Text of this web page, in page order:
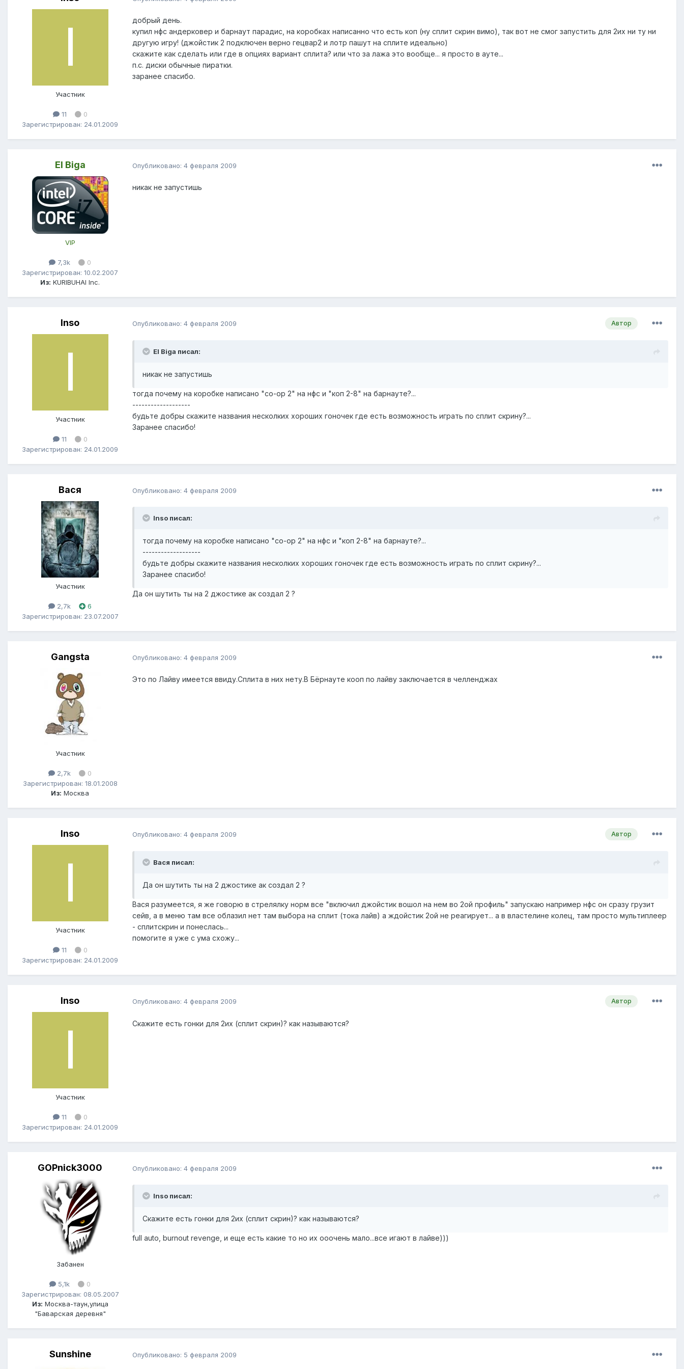
Участник
11
0
Зарегистрирован: 24.01.2009
добрый день.
купил нфс андерковер и барнаут парадис, на коробках написанно что есть коп (ну сплит скрин вимо), так вот не смог запустить для 2их ни ту ни
другую игру! (джойстик 2 подключен верно гецвар2 и лотр пашут на сплите идеально)
скажите как сделать или где в опциях вариант сплита? или что за лажа это вообще... я просто в ауте...
п.с. диски обычные пиратки.
заранее спасибо.
El Biga
VIP
7,3k
0
Зарегистрирован: 10.02.2007
Из: KURIBUHAI Inc.
Опубликовано: 4 февраля 2009
никак не запустишь
Inso
Участник
11
0
Зарегистрирован: 24.01.2009
Автор
Опубликовано: 4 февраля 2009
El Biga писал:
никак не запустишь
тогда почему на коробке написано "co-op 2" на нфс и "коп 2-8" на барнауте?...
-------------------
будьте добры скажите названия несколких хороших гоночек где есть возможность играть по сплит скрину?...
Заранее спасибо!
Вася
Участник
2,7k
6
Зарегистрирован: 23.07.2007
Опубликовано: 4 февраля 2009
Inso писал:
тогда почему на коробке написано "co-op 2" на нфс и "коп 2-8" на барнауте?...
-------------------
будьте добры скажите названия несколких хороших гоночек где есть возможность играть по сплит скрину?...
Заранее спасибо!
Да он шутить ты на 2 джостике ак создал 2 ?
Gangsta
Участник
2,7k
0
Зарегистрирован: 18.01.2008
Из: Москва
Опубликовано: 4 февраля 2009
Это по Лайву имеется ввиду.Сплита в них нету.В Бёрнауте кооп по лайву заключается в челленджах
Inso
Участник
11
0
Зарегистрирован: 24.01.2009
Автор
Опубликовано: 4 февраля 2009
Вася писал:
Да он шутить ты на 2 джостике ак создал 2 ?
Вася разумеется, я же говорю в стрелялку норм все "включил джойстик вошол на нем во 2ой профиль" запускаю например нфс он сразу грузит
сейв, а в меню там все облазил нет там выбора на сплит (тока лайв) а ждойстик 2ой не реагирует... а в властелине колец, там просто мультиплеер
- сплитскрин и понеслась...
помогите я уже с ума схожу...
Inso
Участник
11
0
Зарегистрирован: 24.01.2009
Автор
Опубликовано: 4 февраля 2009
Скажите есть гонки для 2их (сплит скрин)? как называются?
GOPnick3000
Забанен
5,1k
0
Зарегистрирован: 08.05.2007
Из: Москва-таун,улица
"Баварская деревня"
Опубликовано: 4 февраля 2009
Inso писал:
Скажите есть гонки для 2их (сплит скрин)? как называются?
full auto, burnout revenge, и еще есть какие то но их ооочень мало...все игают в лайве)))
Sunshine Опубликовано: 5 февраля 2009